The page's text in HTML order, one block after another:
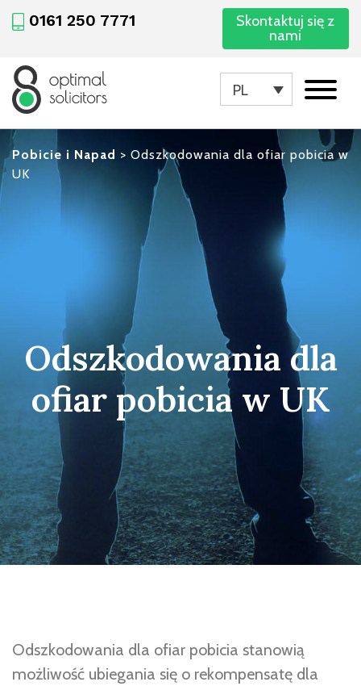
0161 250 7771
Skontaktuj się z
nami
PL
Pobicie i Napad > Odszkodowania dla ofiar pobicia w
UK
Odszkodowania dla
ofiar pobicia w UK
Odszkodowania dla ofiar pobicia stanowią
możliwość ubiegania się o rekompensatę dla